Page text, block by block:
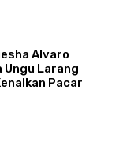
Alvaro
Ungu Larang
Pacar